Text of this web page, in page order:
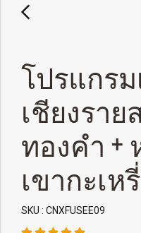
โปรแกร
เชียงรา
ทองคำ +
เขากะเห
SKU : CNXFUSEE09